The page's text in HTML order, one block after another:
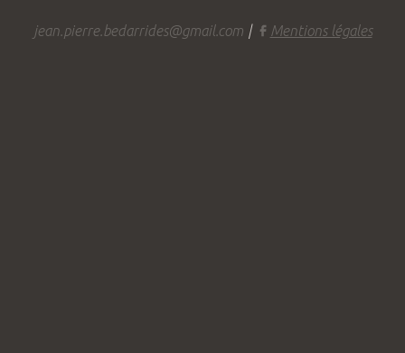
jean.pierre.bedarrides@gmail.com | Mentions légales